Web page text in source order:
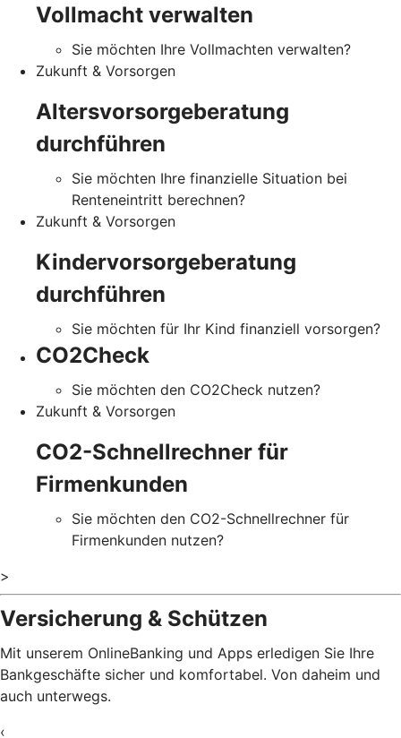
Vollmacht verwalten
Sie möchten Ihre Vollmachten verwalten?
Zukunft & Vorsorgen
Altersvorsorgeberatung
durchführen
Sie möchten Ihre finanzielle Situation bei
Renteneintritt berechnen?
Zukunft & Vorsorgen
Kindervorsorgeberatung
durchführen
Sie möchten für Ihr Kind finanziell vorsorgen?
CO2Check
Sie möchten den CO2Check nutzen?
Zukunft & Vorsorgen
CO2-Schnellrechner für
Firmenkunden
Sie möchten den CO2-Schnellrechner für
Firmenkunden nutzen?
>
Versicherung & Schützen
Mit unserem OnlineBanking und Apps erledigen Sie Ihre
Bankgeschäfte sicher und komfortabel. Von daheim und
auch unterwegs.
‹